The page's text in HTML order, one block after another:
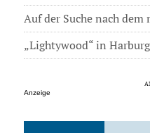
Auf der Suche nach dem
„Lightywood“ in Harburg
Anzeige